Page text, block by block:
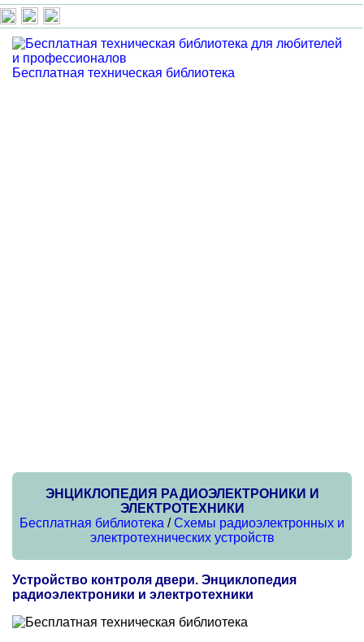
Бесплатная техническая библиотека
ЭНЦИКЛОПЕДИЯ РАДИОЭЛЕКТРОНИКИ И
ЭЛЕКТРОТЕХНИКИ
Бесплатная библиотека /Схемы радиоэлектронных и
электротехнических устройств
Устройство контроля двери. Энциклопедия
радиоэлектроники и электротехники